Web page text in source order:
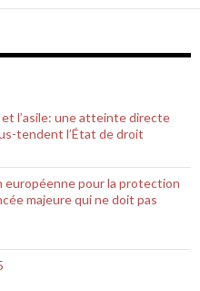
l’asile: une atteinte directe
tendent l’État de droit
européenne pour la protection
majeure qui ne doit pas